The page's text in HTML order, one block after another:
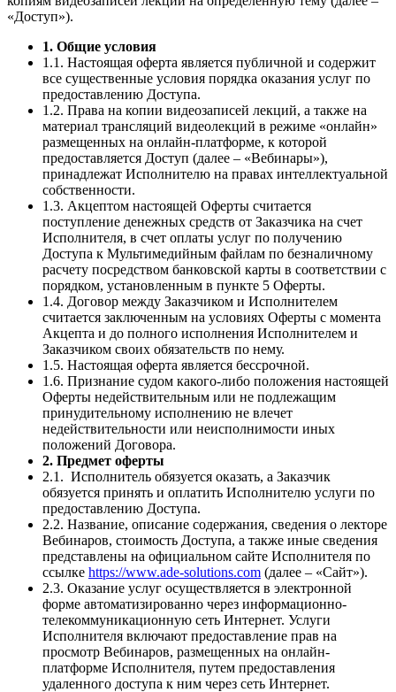
«Доступ»).
1. Общие условия
1.1. Настоящая оферта является публичной и содержит
все существенные условия порядка оказания услуг по
предоставлению Доступа.
1.2. Права на копии видеозаписей лекций, а также на
материал трансляций видеолекций в режиме «онлайн»
размещенных на онлайн-платформе, к которой
предоставляется Доступ (далее – «Вебинары»),
принадлежат Исполнителю на правах интеллектуальной
собственности.
1.3. Акцептом настоящей Оферты считается
поступление денежных средств от Заказчика на счет
Исполнителя, в счет оплаты услуг по получению
Доступа к Мультимедийным файлам по безналичному
расчету посредством банковской карты в соответствии с
порядком, установленным в пункте 5 Оферты.
1.4. Договор между Заказчиком и Исполнителем
считается заключенным на условиях Оферты с момента
Акцепта и до полного исполнения Исполнителем и
Заказчиком своих обязательств по нему.
1.5. Настоящая оферта является бессрочной.
1.6. Признание судом какого-либо положения настоящей
Оферты недействительным или не подлежащим
принудительному исполнению не влечет
недействительности или неисполнимости иных
положений Договора.
2. Предмет оферты
2.1. Исполнитель обязуется оказать, а Заказчик
обязуется принять и оплатить Исполнителю услуги по
предоставлению Доступа.
2.2. Название, описание содержания, сведения о лекторе
Вебинаров, стоимость Доступа, а также иные сведения
представлены на официальном сайте Исполнителя по
ссылке https://www.ade-solutions.com (далее – «Сайт»).
2.3. Оказание услуг осуществляется в электронной
форме автоматизированно через информационно-
телекоммуникационную сеть Интернет. Услуги
Исполнителя включают предоставление прав на
просмотр Вебинаров, размещенных на онлайн-
платформе Исполнителя, путем предоставления
удаленного доступа к ним через сеть Интернет.